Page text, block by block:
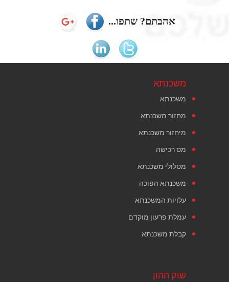
אהבתם? שתפו...
משכנתא
משכנתא
מחזור משכנתא
מיחזור משכנתא
מס רכישה
מסלולי משכנתא
משכנתא הפוכה
עלויות המשכנתא
עמלת פרעון מוקדם
קבלת משכנתא
שוק ההון